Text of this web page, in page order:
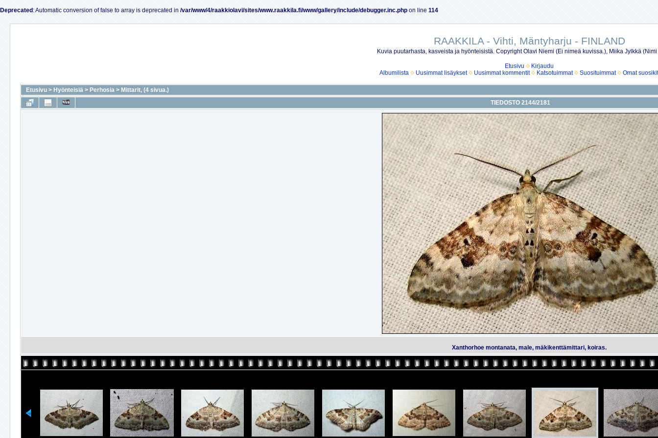
Deprecated : Automatic conversion of false to array is deprecated in /var/www/4/raakkiolavi/sites/www.raakkila.fi/www/gallery/include/debugger.inc.php on line 114
RAAKKILA - Vihti, Mäntyharju - FINLAND
Kuvia puutarhasta, kasveista ja hyönteisistä. Copyright Olavi Niemi (Ei nimeä kuvissa.), Miika Jylkkä
Etusivu
Kirjaudu
Albumilista
Uusimmat lisäykset Uusimmat kommentit Katsotuimmat Suosituimmat Omat suosikit
Etusivu > Hyönteisiä > Perhosia > Mittarit, (4 sivua.)
TIEDOSTO 2144/2181
Xanthorhoe montanata, male, mäkikenttämittari, koiras.